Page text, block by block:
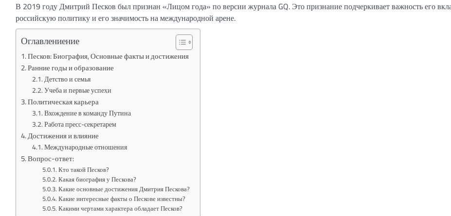
В 2019 году Дмитрий Песков был признан «Лицом года» по версии журнала GQ. Это признание подчеркивает важность его
российскую политику и его значимость на международной арене.
Оглавлениение
Песков: Биография, Основные факты и достижения
Ранние годы и образование
Детство и семья
Учеба и первые успехи
Политическая карьера
Вхождение в команду Путина
Работа пресс-секретарем
Достижения и влияние
Международные отношения
Вопрос-ответ:
Кто такой Песков?
Какая биография у Пескова?
Какие основные достижения Дмитрия Пескова?
Какие интересные факты о Пескове известны?
Какими чертами характера обладает Песков?